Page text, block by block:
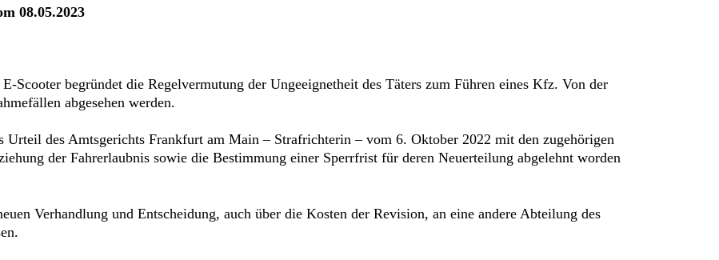
08.05.2023
Scooter begründet die Regelvermutung der Ungeeignetheit des Täters zum Führen eines Kfz. Von der
abgesehen werden.
des Amtsgerichts Frankfurt am Main – Strafrichterin – vom 6. Oktober 2022 mit den zugehörigen
der Fahrerlaubnis sowie die Bestimmung einer Sperrfrist für deren Neuerteilung abgelehnt worden
Verhandlung und Entscheidung, auch über die Kosten der Revision, an eine andere Abteilung des